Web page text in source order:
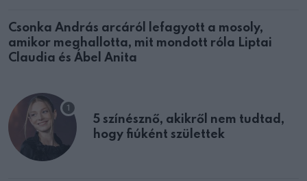
Csonka András arcáról lefagyott a mosoly,
amikor meghallotta, mit mondott róla Liptai
Claudia és Ábel Anita
5 színésznő, akikről nem tudtad,
hogy fiúként születtek